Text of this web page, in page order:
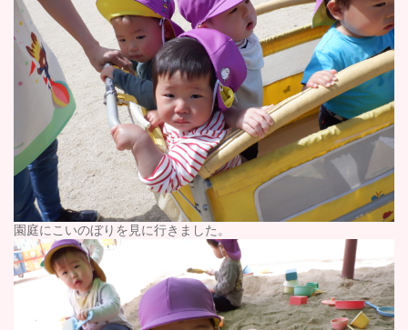
園庭にこいのぼりを見に行きました。